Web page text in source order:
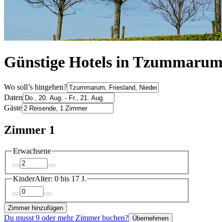
Günstige Hotels in
Wo soll’s hingehen?
Daten
Gäste
Zimmer 1
Erwachsene
KinderAlter: 0 bis 17 J.
Zimmer hinzufügen
Du musst 9 oder mehr Zimmer buchen? Übernehmen